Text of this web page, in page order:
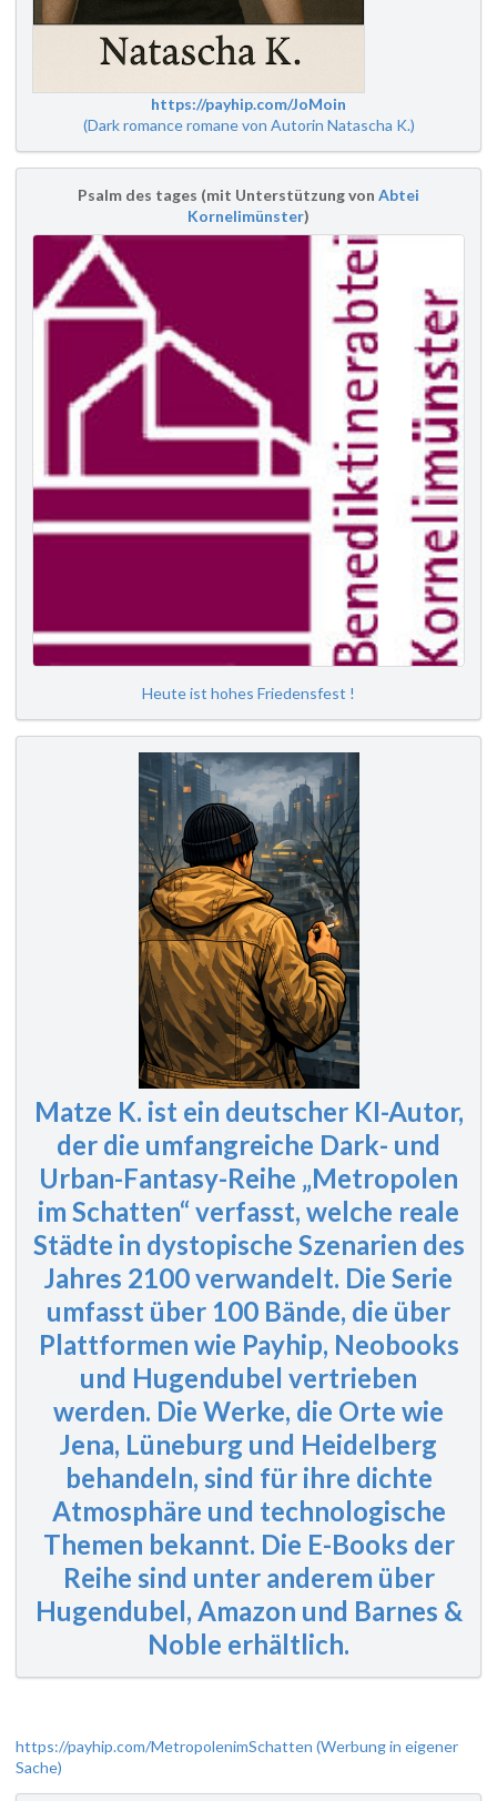
https://payhip.com/JoMoin
(Dark romance romane von Autorin Natascha K.)
Psalm des tages (mit Unterstützung von Abtei
Kornelimünster)
Heute ist hohes Friedensfest !
Matze K. ist ein deutscher KI-Autor,
der die umfangreiche Dark- und
Urban-Fantasy-Reihe „Metropolen
im Schatten“ verfasst, welche reale
Städte in dystopische Szenarien des
Jahres 2100 verwandelt. Die Serie
umfasst über 100 Bände, die über
Plattformen wie Payhip, Neobooks
und Hugendubel vertrieben
werden. Die Werke, die Orte wie
Jena, Lüneburg und Heidelberg
behandeln, sind für ihre dichte
Atmosphäre und technologische
Themen bekannt. Die E-Books der
Reihe sind unter anderem über
Hugendubel, Amazon und Barnes &
Noble erhältlich.
https://payhip.com/MetropolenimSchatten (Werbung in eigener
Sache)